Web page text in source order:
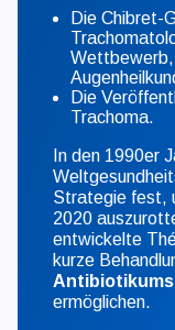
Die Chibret-
Wettbewerb,
Die
Trachoma.
In den 1990er
Strategie fest,
2020
entwickelte
kurze
Antibiotikums
ermöglichen.